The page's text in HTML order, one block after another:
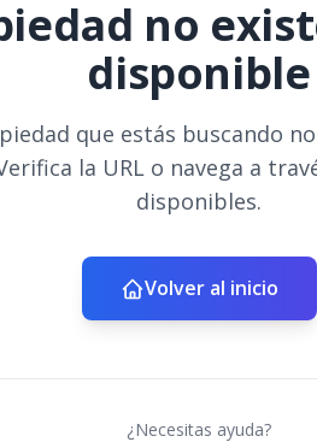
no
disponible
que estás buscando
la URL o navega a
disponibles.
Volver al inicio
¿Necesitas ayuda?